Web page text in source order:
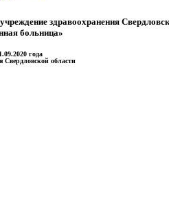
здравоохранения
больница»
года
Свердловской области